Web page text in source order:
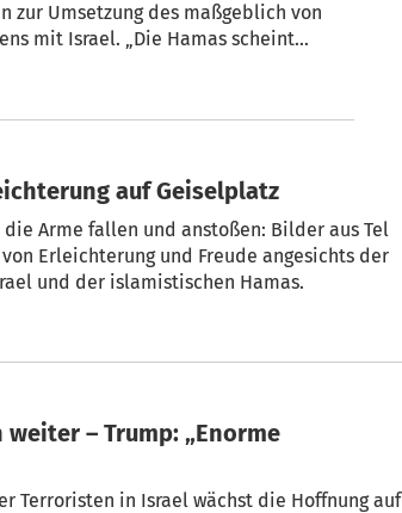
zur Umsetzung des maßgeblich von
mit Israel. „Die Hamas scheint
in Istanbul.
auf Geiselplatz
Arme fallen und anstoßen: Bilder aus Tel
Erleichterung und Freude angesichts der
und der islamistischen Hamas.
„Enorme
Terroristen in Israel wächst die Hoffnung auf